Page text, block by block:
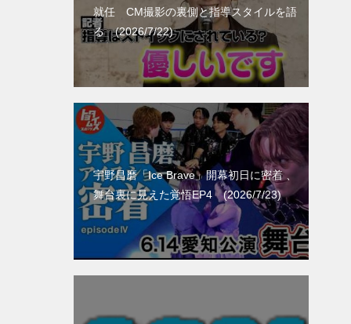
就任 CM撮影の裏側と指導スタイルを語
る (2026/7/22)
宇野昌磨「Ice Brave」開幕初日に密着 、
舞台裏に見えた覚悟EP4 (2026/7/23)